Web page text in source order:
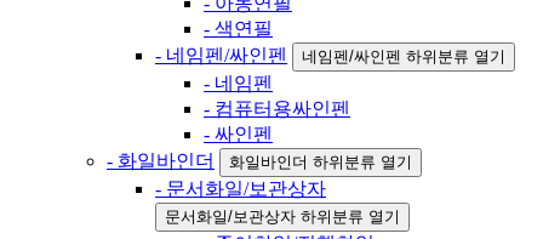
- 색연필
- 네임펜/싸인펜
네임펜/싸인펜 하위분류 열기
- 네임펜
- 컴퓨터용싸인펜
- 싸인펜
- 화일바인더
화일바인더 하위분류 열기
- 문서화일/보관상자
문서화일/보관상자 하위분류 열기